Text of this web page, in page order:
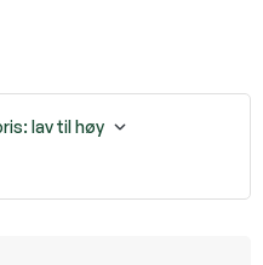
lav til høy